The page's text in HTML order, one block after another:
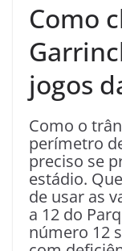
Como
jogos
Como o
perímetro
preciso se
estádio.
de usar as
a 12 do
número 12